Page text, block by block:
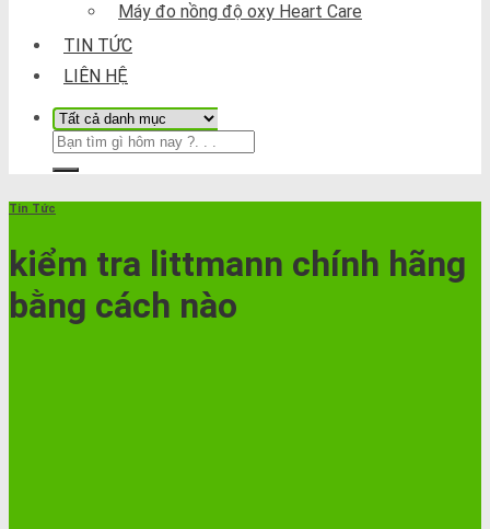
Máy đo nồng độ oxy Heart Care
TIN TỨC
LIÊN HỆ
Tin Tức
kiểm tra littmann chính hãng
bằng cách nào